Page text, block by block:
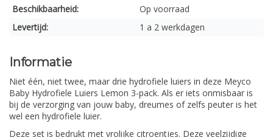
Beschikbaarheid:
Op voorraad
Levertijd:
1 a 2 werkdagen
Informatie
Niet één, niet twee, maar drie hydrofiele luiers in deze Meyco
Baby Hydrofiele Luiers Lemon 3-pack. Als er iets onmisbaar is
bij de verzorging van jouw baby, dreumes of zelfs peuter is het
wel een hydrofiele luier.
Deze set is bedrukt met vrolijke citroentjes. Deze veelzijdige